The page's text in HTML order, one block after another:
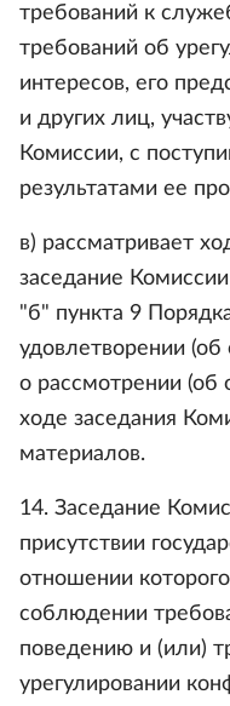
требований к
требований об
интересов, его
и других лиц,
Комиссии, с
результатами ее
в) рассматривает
заседание
"б" пункта 9
удовлетворении (об
о рассмотрении (об
ходе заседания
материалов.
14. Заседание
присутствии
отношении
соблюдении
поведению и (или)
урегулировании